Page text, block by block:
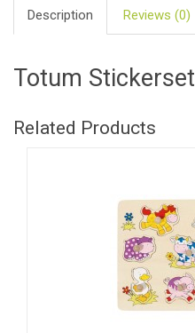
Description Reviews (0)
Totum Stickerset
Related Products